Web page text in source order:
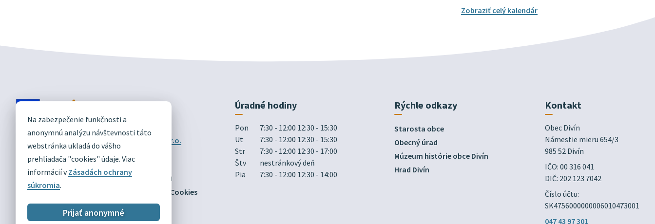
Na zabezpečenie funkčnosti a
anonymnú analýzu návštevnosti táto
webstránka ukladá do vášho
prehliadača "cookies" údaje. Viac
informácií vZásadách ochrany
súkromia.
Prijať anonymné
Zobraziť celý kalendár
DIVÍN
OFICIÁLNE STRÁNKY
Technický prevádzkovateľ:
Alphabet partner s.r.o.
Správca obsahu:Obec Divín
Posledná aktualizácia:03.08.2026
Mapa
Vyhlásenie o prístupnosti
Zásady ochrany osobných údajov
Nastaviť Cookies
Úradné hodiny
Pon
7:30 - 12:00 12:30 - 15:30
Ut
7:30 - 12:00 12:30 - 15:30
Str
7:30 - 12:00 12:30 - 17:00
Štv
nestránkový deň
Pia
7:30 - 12:00 12:30 - 14:00
Rýchle odkazy
Starosta obce
Obecný úrad
Múzeum histórie obce Divín
Hrad Divín
Kontakt
Obec Divín
Námestie mieru 654/3
985 52 Divín
IČO: 00 316 041
DIČ: 202 123 7042
Číslo účtu:
SK4756000000006010473001
047 43 97 301